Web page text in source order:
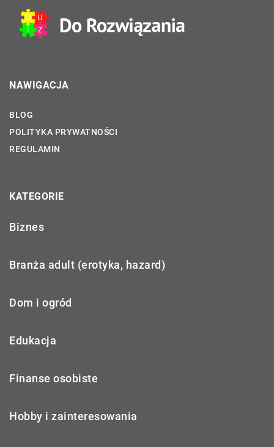
NAWIGACJA
BLOG
POLITYKA PRYWATNOŚCI
REGULAMIN
KATEGORIE
Biznes
Branża adult (erotyka, hazard)
Dom i ogród
Edukacja
Finanse osobiste
Hobby i zainteresowania